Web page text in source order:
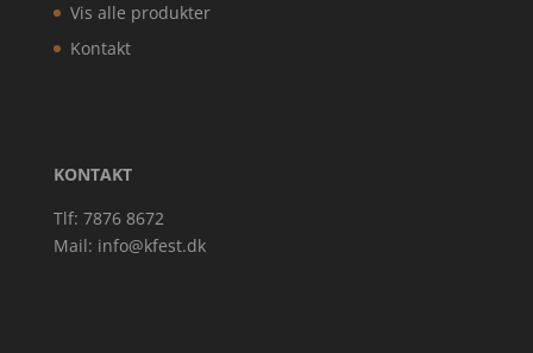
Vis alle produkter
Kontakt
KONTAKT
Tlf: 7876 8672
Mail: info@kfest.dk